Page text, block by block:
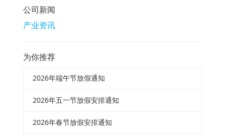
公司新闻
产业资讯
为你推荐
2026年端午节放假通知
2026年五一节放假安排通知
2026年春节放假安排通知